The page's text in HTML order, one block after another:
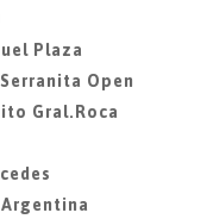
Plaza
Serranita Open
Gral.Roca
Argentina